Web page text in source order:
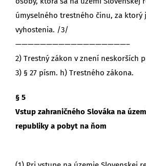
úmyselného trestného činu, za
vyhostenia. /3/
——————————————————–
2) Trestný zákon v znení neskorších
3) § 27 písm. h) Trestného zákona.
§ 5
Vstup zahraničného Slováka na
republiky a pobyt na ňom